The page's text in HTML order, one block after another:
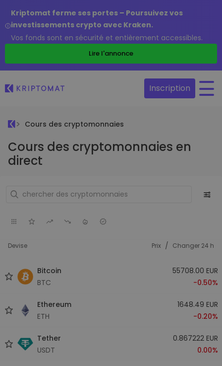
Kriptomat ferme ses portes – Poursuivez vos
investissements crypto avec Kraken.
Vos fonds sont en sécurité et entièrement accessibles.
Lire l'annonce
Inscription
Cours des cryptomonnaies
Cours des cryptomonnaies en
direct
Devise Prix / Changer 24 h
Bitcoin
BTC
55708.00 EUR
-0.50%
Ethereum
ETH
1648.49 EUR
-0.20%
Tether
USDT
0.867222 EUR
0.00%